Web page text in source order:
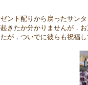
ント配りから戻ったサン
きたか分かりませんが，
が，ついでに彼らも祝福し